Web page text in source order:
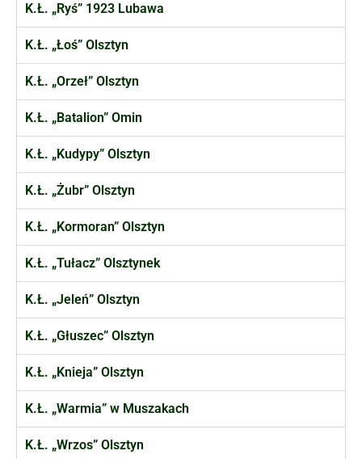
K.Ł. „Ryś” 1923 Lubawa
K.Ł. „Łoś” Olsztyn
K.Ł. „Orzeł” Olsztyn
K.Ł. „Batalion” Omin
K.Ł. „Kudypy” Olsztyn
K.Ł. „Żubr” Olsztyn
K.Ł. „Kormoran” Olsztyn
K.Ł. „Tułacz” Olsztynek
K.Ł. „Jeleń” Olsztyn
K.Ł. „Głuszec” Olsztyn
K.Ł. „Knieja” Olsztyn
K.Ł. „Warmia” w Muszakach
K.Ł. „Wrzos” Olsztyn